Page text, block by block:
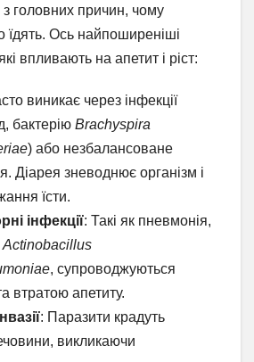
головних причин, чому
їдять. Ось найпоширеніші
впливають на апетит і ріст:
виникає через інфекції
бактерію Brachyspira
) або незбалансоване
Діарея зневоднює організм і
їсти.
інфекції: Такі як пневмонія,
Actinobacillus
, супроводжуються
втратою апетиту.
: Паразити крадуть
викликаючи